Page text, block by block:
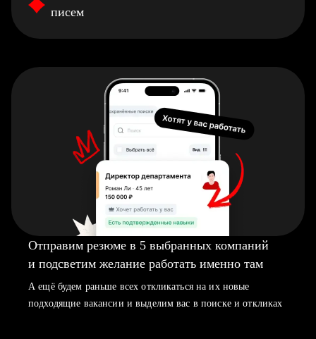
писем
Отправим резюме в 5 выбранных компаний
и подсветим желание работать именно там
А ещё будем раньше всех откликаться на их новые
подходящие вакансии и выделим вас в поиске и откликах